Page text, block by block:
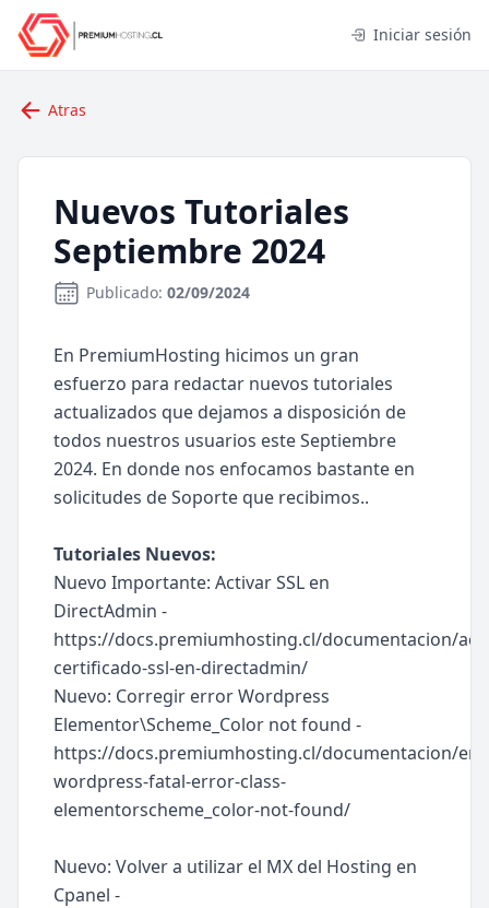
Iniciar sesión
Atras
Nuevos Tutoriales
Septiembre 2024
Publicado: 02/09/2024
En PremiumHosting hicimos un gran
esfuerzo para redactar nuevos tutoriales
actualizados que dejamos a disposición de
todos nuestros usuarios este Septiembre
2024. En donde nos enfocamos bastante en
solicitudes de Soporte que recibimos..
Tutoriales Nuevos:
Nuevo Importante: Activar SSL en
DirectAdmin -
https://docs.premiumhosting.cl/documentacion/
certificado-ssl-en-directadmin/
Nuevo: Corregir error Wordpress
Elementor\Scheme_Color not found -
https://docs.premiumhosting.cl/documentacion/
wordpress-fatal-error-class-
elementorscheme_color-not-found/
Nuevo: Volver a utilizar el MX del Hosting en
Cpanel -